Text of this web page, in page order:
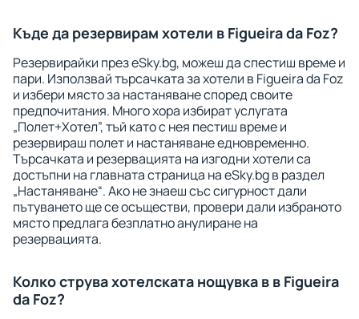
Къде да резервирам хотели в Figueira da Foz?
Резервирайки през eSky.bg, можеш да спестиш време и
пари. Използвай търсачката за хотели в Figueira da Foz
и избери място за настаняване според своите
предпочитания. Много хора избират услугата
„Полет+Хотел”, тъй като с нея пестиш време и
резервираш полет и настаняване едновременно.
Търсачката и резервацията на изгодни хотели са
достъпни на главната страница на eSky.bg в раздел
„Настаняване“. Ако не знаеш със сигурност дали
пътуването ще се осъществи, провери дали избраното
място предлага безплатно анулиране на
резервацията.
Колко струва хотелската нощувка в в Figueira
da Foz?